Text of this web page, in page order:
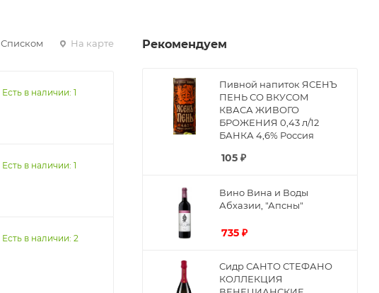
Списком На карте
Есть в наличии: 1
Есть в наличии: 1
Есть в наличии: 2
Рекомендуем
Пивной напиток ЯСЕНЪ
ПЕНЬ СО ВКУСОМ
КВАСА ЖИВОГО
БРОЖЕНИЯ 0,43 л/12
БАНКА 4,6% Россия
105 ₽
Вино Вина и Воды
Абхазии, "Апсны"
735 ₽
Сидр САНТО СТЕФАНО
КОЛЛЕКЦИЯ